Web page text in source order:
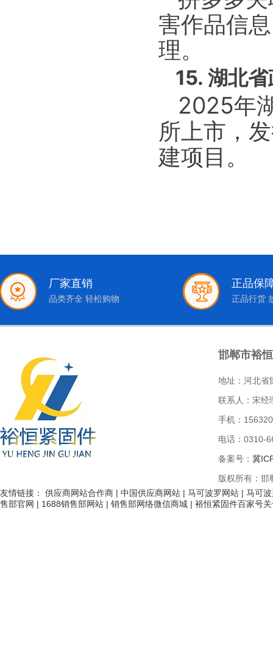
害作品信
理。
15. 湖北
2025年
所上市，
建项目。
厂家直销
品类齐全 轻松购物
正品保
正品行货
邯郸市裕
地址：河北省
联系人：宋经
手机：
电话：0310-
备案号： 冀
版权所有：邯
友情链接： 供应商网站合作商 | 中国供应商网站 | 马可波罗网站 | 马可
售部官网 | 1688销售部网站 | 销售部网络微信商城 | 裕恒紧固件百家号